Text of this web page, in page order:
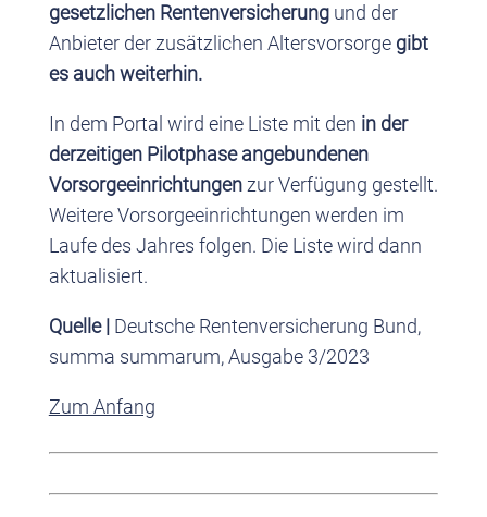
gesetzlichen Rentenversicherungund der
Anbieter der zusätzlichen Altersvorsorge gibt
es auch weiterhin.
In dem Portal wird eine Liste mit den in der
derzeitigen Pilotphase angebundenen
Vorsorgeeinrichtungenzur Verfügung gestellt.
Weitere Vorsorgeeinrichtungen werden im
Laufe des Jahres folgen. Die Liste wird dann
aktualisiert.
Quelle | Deutsche Rentenversicherung Bund,
summa summarum, Ausgabe 3/2023
Zum Anfang